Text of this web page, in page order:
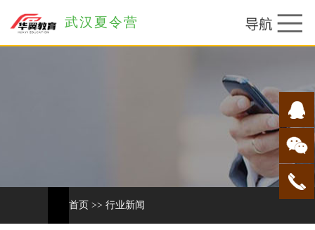
武汉夏令营
首页 >> 行业新闻